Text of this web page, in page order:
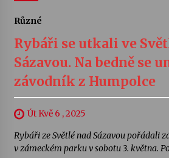
Různé
Rybáři se utkali ve
Sázavou. Na bedně se
závodník z Humpolce
Út Kvě 6 , 2025
Rybáři ze Světlé nad Sázavou pořádali
v zámeckém parku v sobotu 3. května.